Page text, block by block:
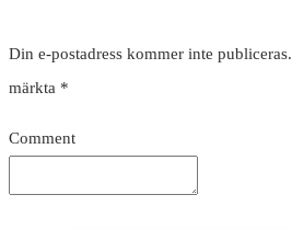
Din e-postadress kommer inte publiceras.
märkta *
Comment